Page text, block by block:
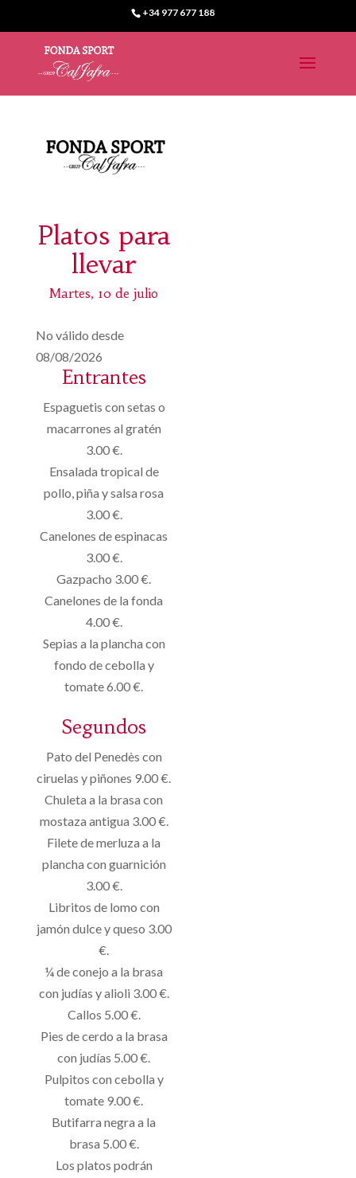
+34 977 677 188
Platos para
llevar
Martes, 10 de julio
No válido desde
08/08/2026
Entrantes
Espaguetis con setas o
macarrones al gratén
3.00 €.
Ensalada tropical de
pollo, piña ysalsa rosa
3.00 €.
Canelones de espinacas
3.00 €.
Gazpacho 3.00 €.
Canelones de la fonda
4.00 €.
Sepias a la plancha con
fondo de cebolla y
tomate6.00 €.
Segundos
Pato del Penedès con
ciruelas y piñones 9.00 €.
Chuleta a la brasa con
mostaza antigua 3.00 €.
Filete de merluza a la
plancha con guarnición
3.00 €.
Libritos de lomo con
jamón dulce y queso 3.00
€.
¼de conejo a la brasa
con judías y alioli 3.00 €.
Callos 5.00 €.
Pies de cerdo a la brasa
con judías 5.00 €.
Pulpitos con cebolla y
tomate 9.00 €.
Butifarra negraa la
brasa 5.00 €.
Los platos podrán